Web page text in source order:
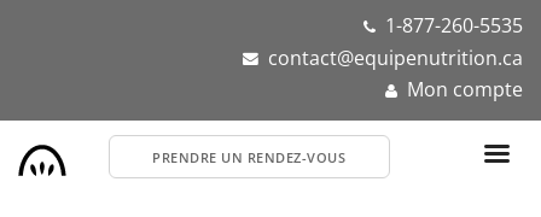
1-877-260-5535
contact@equipenutrition.ca
Mon compte
PRENDRE UN RENDEZ-VOUS